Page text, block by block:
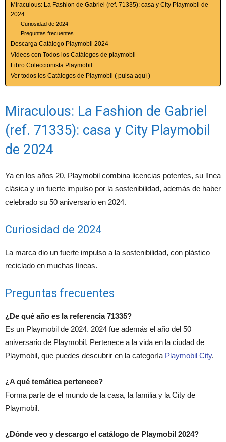
Miraculous: La Fashion de Gabriel (ref. 71335): casa y City Playmobil de
2024
Curiosidad de 2024
Preguntas frecuentes
Descarga Catálogo Playmobil 2024
Videos con Todos los Catálogos de playmobil
Libro Coleccionista Playmobil
Ver todos los Catálogos de Playmobil ( pulsa aquí )
Miraculous: La Fashion de Gabriel
(ref. 71335): casa y City Playmobil
de 2024
Ya en los años 20, Playmobil combina licencias potentes, su línea
clásica y un fuerte impulso por la sostenibilidad, además de haber
celebrado su 50 aniversario en 2024.
Curiosidad de 2024
La marca dio un fuerte impulso a la sostenibilidad, con plástico
reciclado en muchas líneas.
Preguntas frecuentes
¿De qué año es la referencia 71335?
Es un Playmobil de 2024. 2024 fue además el año del 50
aniversario de Playmobil. Pertenece a la vida en la ciudad de
Playmobil, que puedes descubrir en la categoría Playmobil City.
¿A qué temática pertenece?
Forma parte de el mundo de la casa, la familia y la City de
Playmobil.
¿Dónde veo y descargo el catálogo de Playmobil 2024?